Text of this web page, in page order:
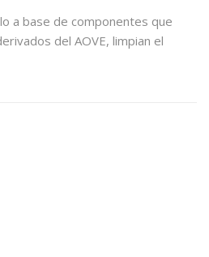
a base de componentes que
del AOVE, limpian el